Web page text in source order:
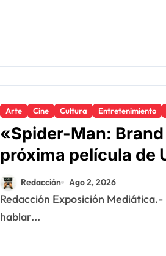
Arte Cine Cultura Entretenimiento
«Spider-Man:
próxima película de
Redacción Ago 2, 2026
Redacción Exposición Mediática.- En una industria donde cada vez es más frecuente escuchar
hablar...